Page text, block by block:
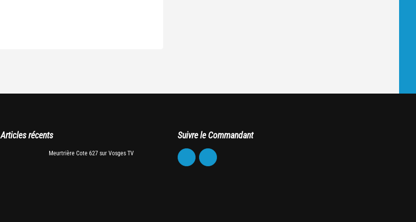
Articles récents
Meurtrière Cote 627 sur Vosges TV
Suivre le Commandant